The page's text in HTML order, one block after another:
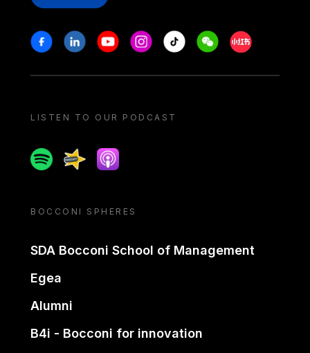
Stay in touch
FacebookLinkedinYoutubeInstagram
Tiktok WeechatXiaohongshu/
LISTEN TO OUR PODCAST
SpotifySpreakerApple podcast
BOCCONI SPHERES
SDA Bocconi School of Management
Egea
Alumni
B4i - Bocconi for innovation